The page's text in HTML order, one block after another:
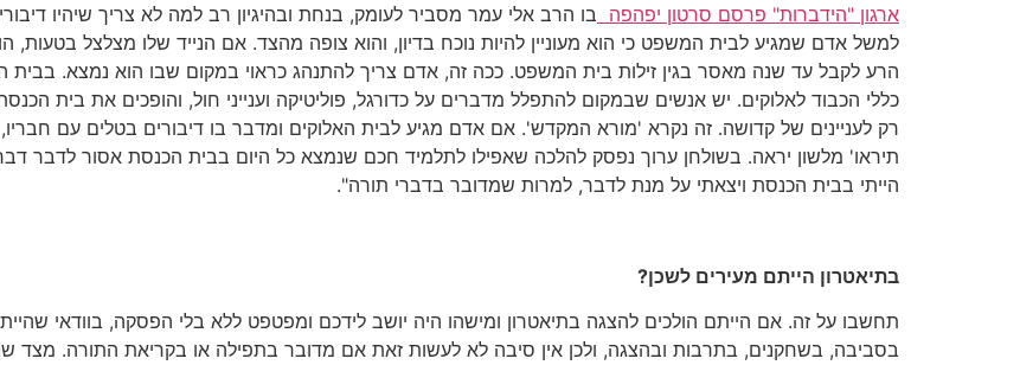
ארגון "הידברות" פרסם סרטון יפהפה בו הרב אלי עמר מסביר לעומק, בנחת ובהיגיון רב למה לא צריך שיהיו
הרע לקבל עד שנה מאסר בגין זילות בית המשפט. ככה זה, אדם צריך להתנהג כראוי במקום שבו הוא נמצא.
כללי הכבוד לאלוקים. יש אנשים שבמקום להתפלל מדברים על כדורגל, פוליטיקה וענייני חול, והופכים את בית
רק לעניינים של קדושה. זה נקרא 'מורא המקדש'. אם אדם מגיע לבית האלוקים ומדבר בו דיבורים בטלים עם
תיראו' מלשון יראה. בשולחן ערוך נפסק להלכה שאפילו לתלמיד חכם שנמצא כל היום בבית הכנסת אסור לדבר
הייתי בבית הכנסת ויצאתי על מנת לדבר, למרות שמדובר בדברי תורה".
בתיאטרון הייתם מעירים לשכן?
תחשבו על זה. אם הייתם הולכים להצגה בתיאטרון ומישהו היה יושב לידכם ומפטפט ללא בלי הפסקה, בוודאי
בסביבה, בשחקנים, בתרבות ובהצגה, ולכן אין סיבה לא לעשות זאת אם מדובר בתפילה או בקריאת התורה. מצד